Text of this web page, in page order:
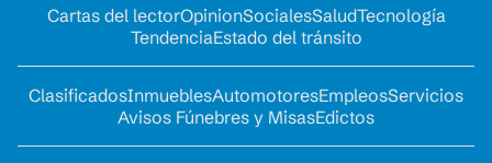
Cartas del lectorOpinionSocialesSaludTecnología
TendenciaEstado del tránsito
ClasificadosInmueblesAutomotoresEmpleosServicios
Avisos Fúnebres y MisasEdictos